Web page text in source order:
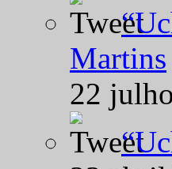
Martins
22